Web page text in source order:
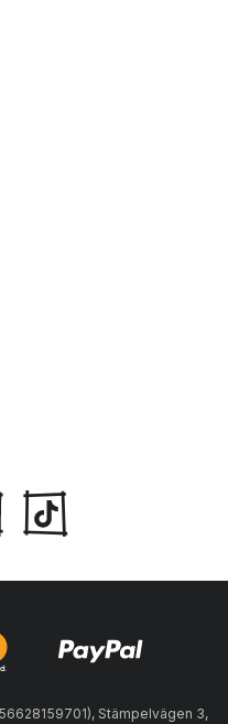
Stämpelvägen 3,